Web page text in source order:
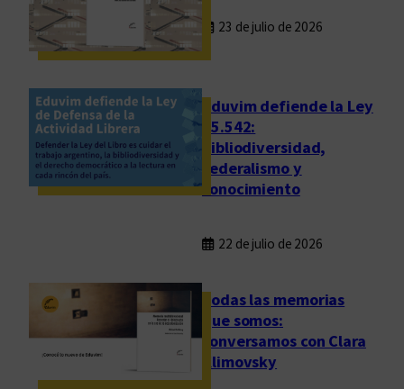
y
i
r
e
c
t
s
23 de julio de 2026
Eduvim defiende la Ley
25.542:
bibliodiversidad,
federalismo y
conocimiento
22 de julio de 2026
Todas las memorias
que somos:
conversamos con Clara
Klimovsky